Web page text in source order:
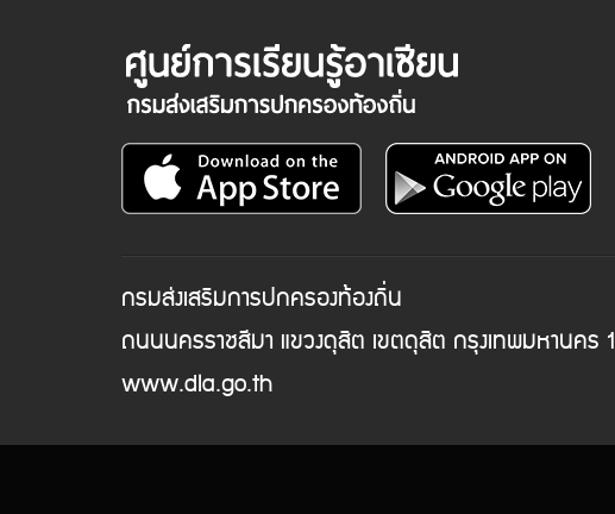
กรมส่งเสริมการปกครองท้องถิ่น
ถนนนครราชสีมา แขวงดุสิต เขตดุสิต กรุงเทพมหานคร
www.dla.go.th